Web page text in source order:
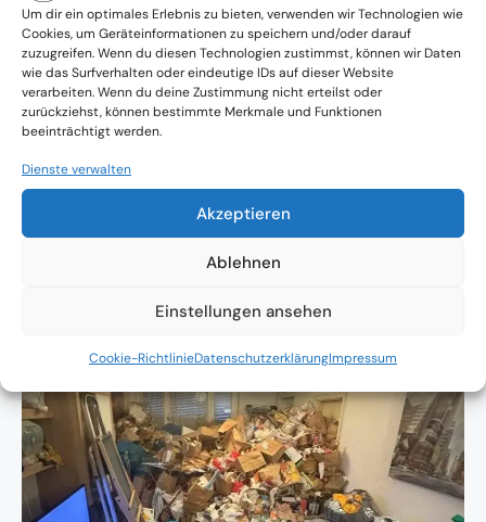
Um dir ein optimales Erlebnis zu bieten, verwenden wir Technologien wie
Cookies, um Geräteinformationen zu speichern und/oder darauf
zuzugreifen. Wenn du diesen Technologien zustimmst, können wir Daten
wie das Surfverhalten oder eindeutige IDs auf dieser Website
verarbeiten. Wenn du deine Zustimmung nicht erteilst oder
zurückziehst, können bestimmte Merkmale und Funktionen
beeinträchtigt werden.
Dienste verwalten
Akzeptieren
Ablehnen
Einstellungen ansehen
Cookie-RichtlinieDatenschutzerklärungImpressum
Warum MessieAustria ?
Ein Team mit psychologischem
Verständnis und praktischem Know-how
Verfügbarkeit: Österreichweit
Absolute Diskretion & keine
Zusammenarbeit mit Ämtern ohne